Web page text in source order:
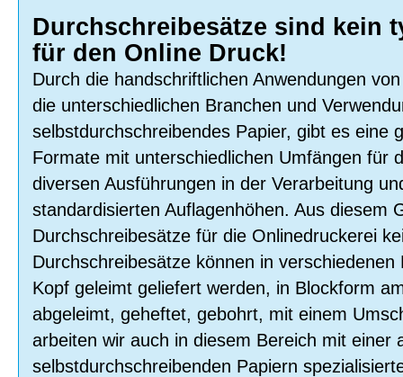
Durchschreibesätze sind kein
für den Online Druck!
Durch die handschriftlichen Anwendungen
die unterschiedlichen Branchen und
selbstdurchschreibendes Papier, gibt es eine
Formate mit unterschiedlichen Umfängen für
diversen Ausführungen in der Verarbeitung
standardisierten Auflagenhöhen. Aus diesem
Durchschreibesätze für die Onlinedruckerei
Durchschreibesätze können in
Kopf geleimt geliefert werden, in Blockform
abgeleimt, geheftet, gebohrt, mit einem
arbeiten wir auch in diesem Bereich mit einer
selbstdurchschreibenden Papiern